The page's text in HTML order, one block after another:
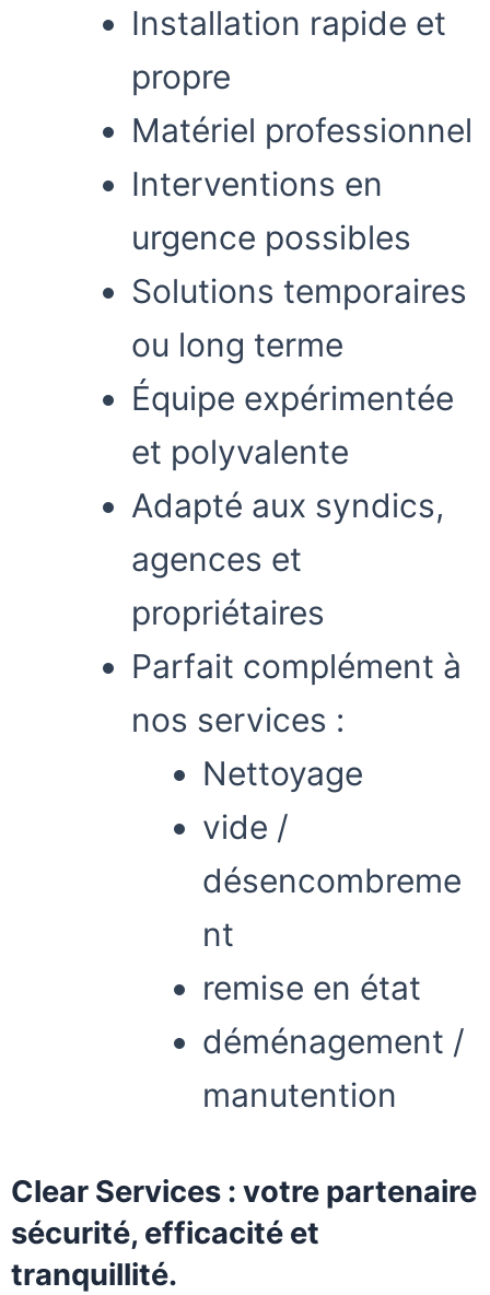
Installation rapide et
propre
Matériel professionnel
Interventions en
urgence possibles
Solutions temporaires
ou long terme
Équipe expérimentée
et polyvalente
Adapté aux syndics,
agences et
propriétaires
Parfait complément à
nos services :
Nettoyage
vide /
désencombreme
nt
remise en état
déménagement /
manutention
Clear Services : votre partenaire
sécurité, efficacité et
tranquillité.